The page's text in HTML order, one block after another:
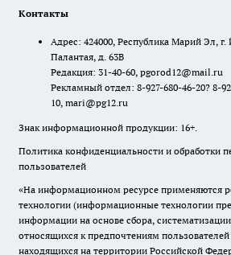
Контакты
Адрес: 424000, Республика Марий Эл,
Палантая, д. 63В
Редакция: 31-40-60, pgorod12@mail.ru
Рекламный отдел: 8-927-680-46-20? 8-
10, mari@pg12.ru
Знак информационной продукции: 16+.
Политика конфиденциальности и обработки
пользователей
«На информационном ресурсе применяются
технологии (информационные технологии
информации на основе сбора,
относящихся к предпочтениям
находящихся на территории Российской